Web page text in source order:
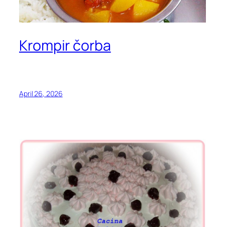
Krompir čorba
April 26, 2026